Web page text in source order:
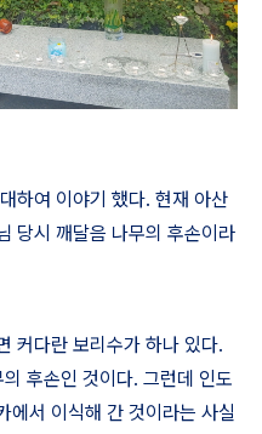
하여 이야기 했다. 현재 아산
당시 깨달음 나무의 후손이라
커다란 보리수가 하나 있다.
후손인 것이다. 그런데 인도
에서 이식해 간 것이라는 사실